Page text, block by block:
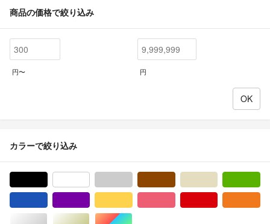
商品の価格で絞り込み
円〜 円
カラーで絞り込み
シルバー/銀色系ゴールド/金色系マルチカラー